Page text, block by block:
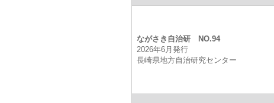
ながさき自治研 NO.94
2026年6月発行
長崎県地方自治研究センター